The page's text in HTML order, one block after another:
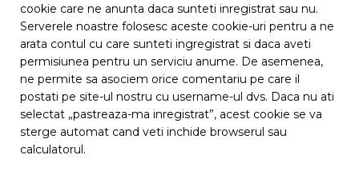
cookie care ne anunta daca sunteti inregistrat sau nu.
Serverele noastre folosesc aceste cookie-uri pentru a ne
arata contul cu care sunteti ingregistrat si daca aveti
permisiunea pentru un serviciu anume. De asemenea,
ne permite sa asociem orice comentariu pe care il
postati pe site-ul nostru cu username-ul dvs. Daca nu ati
selectat „pastreaza-ma inregistrat”, acest cookie se va
sterge automat cand veti inchide browserul sau
calculatorul.